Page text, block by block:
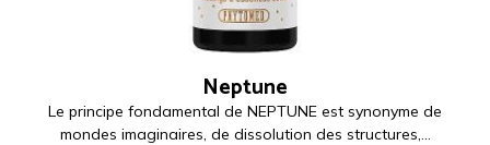
Neptune
Le principe fondamental de NEPTUNE est synonyme de
mondes imaginaires, de dissolution des structures,...